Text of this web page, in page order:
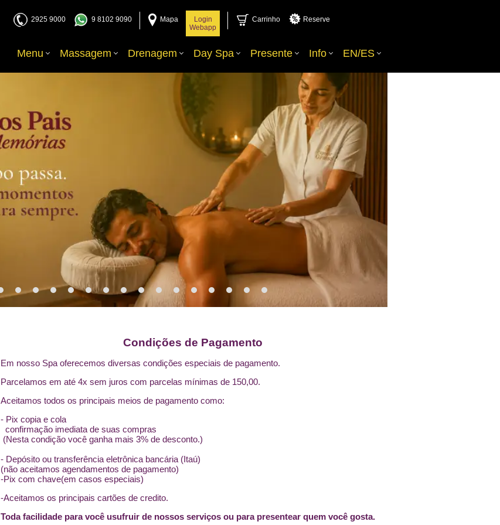
2925 9000 9 8102 9090 Mapa
Login
Webapp
Carrinho Reserve
Menu Massagem Drenagem Day Spa Presente Info EN/ES
Condições de Pagamento
Em nosso Spa oferecemos diversas condições especiais de pagamento.
Parcelamos em até 4x sem juros com parcelas mínimas de 150,00.
Aceitamos todos os principais meios de pagamento como:
- Pix copia e cola
confirmação imediata de suas compras
(Nesta condição você ganha mais 3% de desconto.)
- Depósito ou transferência eletrônica bancária (Itaú)
(não aceitamos agendamentos de pagamento)
-Pix com chave(em casos especiais)
-Aceitamos os principais cartões de credito.
Toda facilidade para você usufruir de nossos serviços ou para presentear quem você gosta.